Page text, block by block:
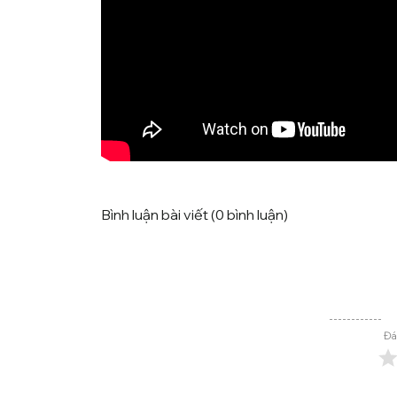
Bình luận bài viết (0 bình luận)